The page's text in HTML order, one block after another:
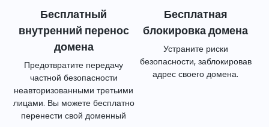
Бесплатный
внутренний перенос
домена
Предотвратите передачу
частной безопасности
неавторизованными третьими
лицами. Вы можете бесплатно
перенести свой доменный
Бесплатная
блокировка домена
Устраните риски
безопасности, заблокировав
адрес своего домена.